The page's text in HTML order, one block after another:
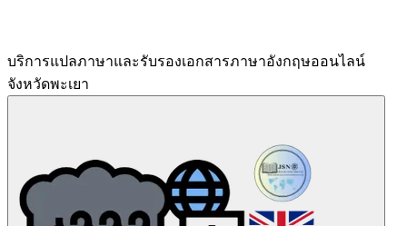
บริการแปลภาษาและรับรองเอกสารภาษาอังกฤษออนไลน์
จังหวัดพะเยา